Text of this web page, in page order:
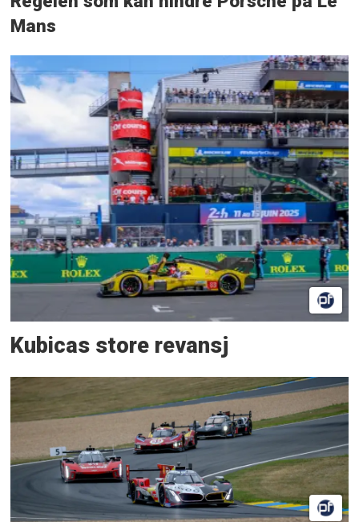
Mans
Kubicas store revansj